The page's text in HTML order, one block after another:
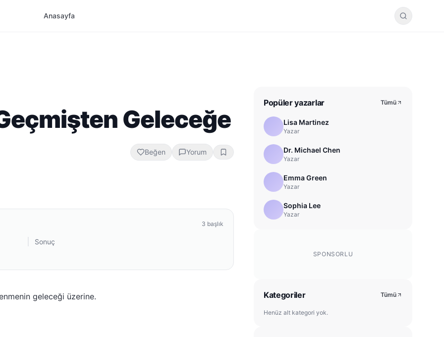
Anasayfa
Geleceğe
Beğen Yorum
3 başlık
Sonuç
geleceği üzerine.
Popüler yazarlar Tümü
Lisa Martinez
Yazar
Dr. Michael Chen
Yazar
Emma Green
Yazar
Sophia Lee
Yazar
SPONSORLU
Kategoriler Tümü
Henüz alt kategori yok.